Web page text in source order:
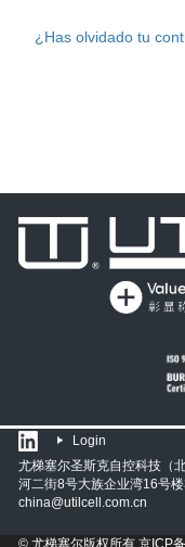
¿Has olvidado tu
Login
尤梯塞尔圣斯克自控科技（
河二街8号大族企业湾16号
china@utilcell.com.cn
© 尤梯塞尔版权所有 京ICP